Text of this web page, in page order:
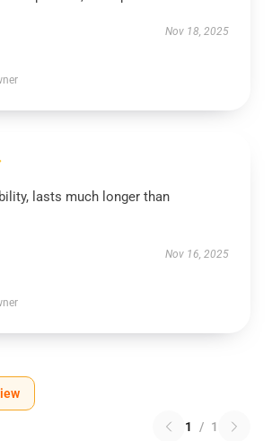
Nov 18, 2025
lasts much longer than
Nov 16, 2025
1 / 1